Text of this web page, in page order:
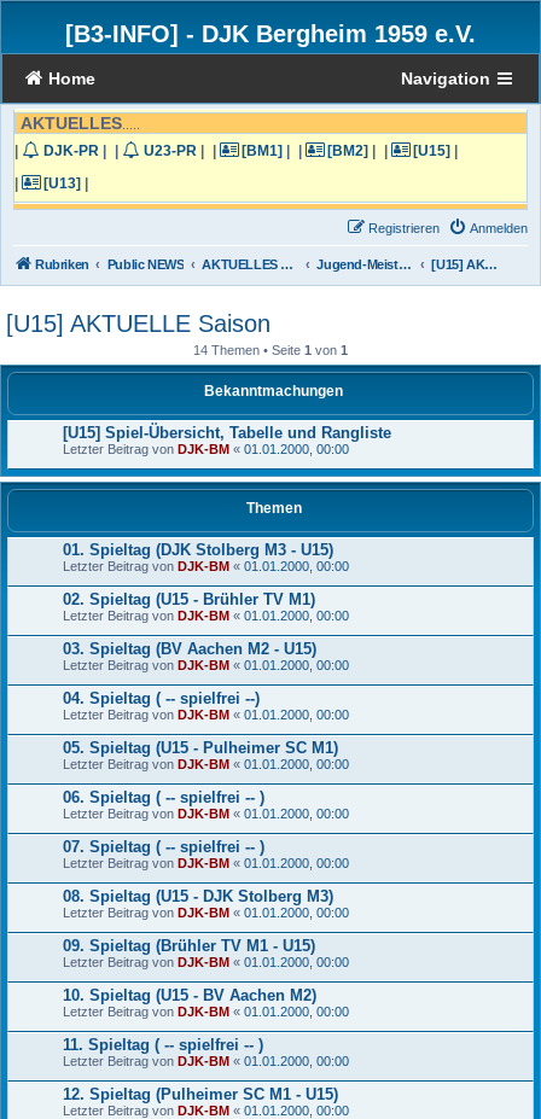
[B3-INFO] - DJK Bergheim 1959 e.V.
Home Navigation
AKTUELLES
DJK-PR U23-PR [BM1] [BM2] [U15]
[U13]
Anmelden
Registrieren
Rubriken Public NEWS AKTUELLES von der DJK Bergheim Jugend-Meisterschafts-Liga und Turniere [U15] AKTUELLE Saison
[U15] AKTUELLE Saison
14 Themen • Seite 1 von 1
Bekanntmachungen
[U15] Spiel-Übersicht, Tabelle und Rangliste
Letzter Beitrag von DJK-BM « 01.01.2000, 00:00
Themen
01. Spieltag (DJK Stolberg M3 - U15)
Letzter Beitrag von DJK-BM « 01.01.2000, 00:00
02. Spieltag (U15 - Brühler TV M1)
Letzter Beitrag von DJK-BM « 01.01.2000, 00:00
03. Spieltag (BV Aachen M2 - U15)
Letzter Beitrag von DJK-BM « 01.01.2000, 00:00
04. Spieltag ( -- spielfrei --)
Letzter Beitrag von DJK-BM « 01.01.2000, 00:00
05. Spieltag (U15 - Pulheimer SC M1)
Letzter Beitrag von DJK-BM « 01.01.2000, 00:00
06. Spieltag ( -- spielfrei -- )
Letzter Beitrag von DJK-BM « 01.01.2000, 00:00
07. Spieltag ( -- spielfrei -- )
Letzter Beitrag von DJK-BM « 01.01.2000, 00:00
08. Spieltag (U15 - DJK Stolberg M3)
Letzter Beitrag von DJK-BM « 01.01.2000, 00:00
09. Spieltag (Brühler TV M1 - U15)
Letzter Beitrag von DJK-BM « 01.01.2000, 00:00
10. Spieltag (U15 - BV Aachen M2)
Letzter Beitrag von DJK-BM « 01.01.2000, 00:00
11. Spieltag ( -- spielfrei -- )
Letzter Beitrag von DJK-BM « 01.01.2000, 00:00
12. Spieltag (Pulheimer SC M1 - U15)
Letzter Beitrag von DJK-BM « 01.01.2000, 00:00